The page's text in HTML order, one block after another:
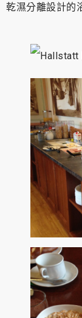
乾濕分離設計的